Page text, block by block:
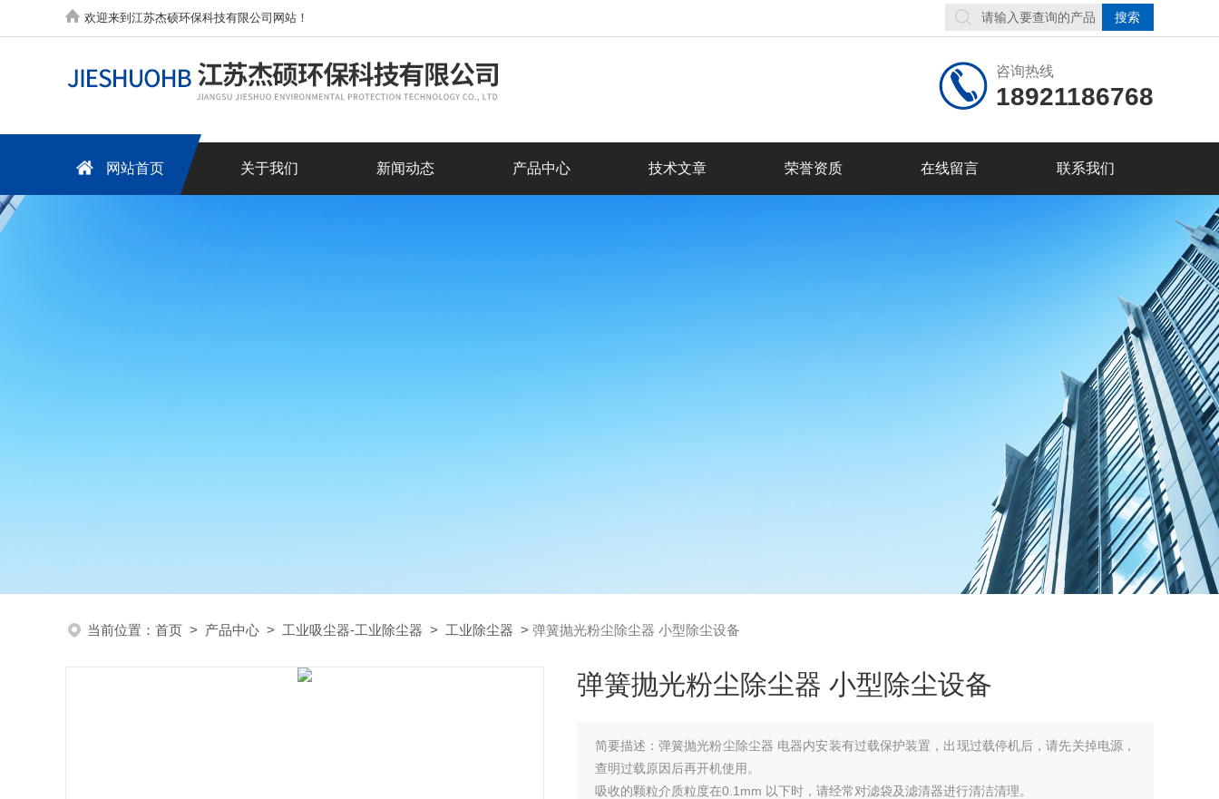
欢迎来到江苏杰硕环保科技有限公司网站！
咨询热线
18921186768
网站首页 关于我们 新闻动态 产品中心 技术文章 荣誉资质 在线留言 联系我们
当前位置： 首页 > 产品中心 > 工业吸尘器-工业除尘器 > 工业除尘器 > 弹簧抛光粉尘除尘器 小型除尘设备
弹簧抛光粉尘除尘器 小型除尘设备
简要描述： 弹簧抛光粉尘除尘器 电器内安装有过载保护装置，出现过载停机后，请先关掉电源，
查明过载原因后再开机使用。
吸收的颗粒介质粒度在0.1mm 以下时，请经常对滤袋及滤清器进行清洁清理。